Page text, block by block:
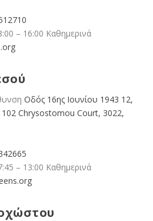
– 16:00 Καθημερινά
Οδός 16ης Ιουνίου 1943 12,
Chrysostomou Court, 3022,
– 13:00 Καθημερινά